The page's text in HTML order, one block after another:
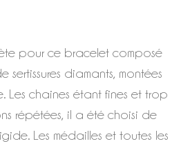
pour ce bracelet composé
sertissures diamants, montées
Les chaines étant fines et trop
répétées, il a été choisi de
Les médailles et toutes les